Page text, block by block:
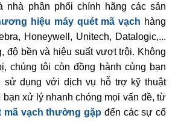
nhà phân phối chính hãng các sản
hiệu máy quét mã vạch hàng
Honeywell, Unitech, Datalogic,...
độ bền và hiệu suất vượt trội. Không
chúng tôi còn đồng hành cùng bạn
sử dụng với dịch vụ hỗ trợ kỹ thuật
bạn xử lý nhanh chóng mọi vấn đề, từ
mã vạch thường gặp đến các sự cố